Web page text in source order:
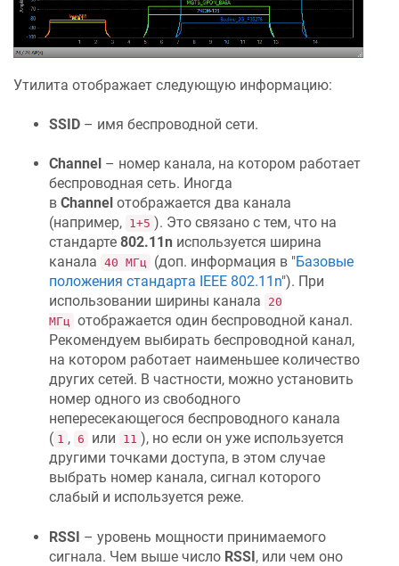
Утилита отображает следующую информацию:
SSID – имя беспроводной сети.
Channel – номер канала, на котором работает
беспроводная сеть. Иногда
в Channel отображается два канала
(например, 1+5 ). Это связано с тем, что на
стандарте 802.11n используется ширина
канала 40 МГц (доп. информация в "Базовые
положения стандарта IEEE 802.11n"). При
использовании ширины канала
20
МГц отображается один беспроводной канал.
Рекомендуем выбирать беспроводной канал,
на котором работает наименьшее количество
других сетей. В частности, можно установить
номер одного из свободного
непересекающегося беспроводного канала
( 1 , 6 или 11 ), но если он уже используется
другими точками доступа, в этом случае
выбрать номер канала, сигнал которого
слабый и используется реже.
RSSI – уровень мощности принимаемого
сигнала. Чем выше число RSSI, или чем оно